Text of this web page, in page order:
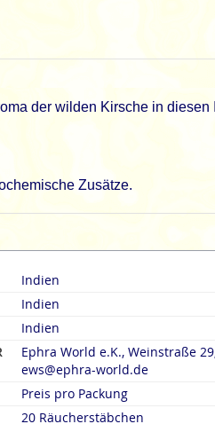
der wilden Kirsche in diesen
Zusätze.
Indien
Indien
Indien
Ephra World e.K., Weinstraße
ews@ephra-world.de
Preis pro Packung
20 Räucherstäbchen